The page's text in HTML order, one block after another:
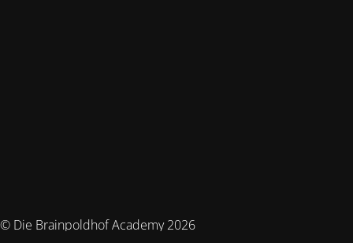
© Die Brainpoldhof Academy 2026